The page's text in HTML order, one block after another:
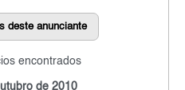
deste anunciante
encontrados
de 2010